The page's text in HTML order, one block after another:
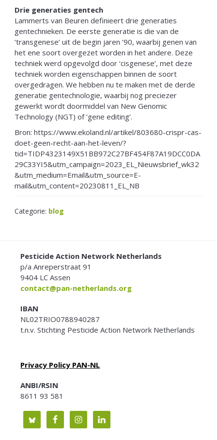
Drie generaties gentech
Lammerts van Beuren definieert drie generaties
gentechnieken. De eerste generatie is die van de
‘transgenese’ uit de begin jaren ’90, waarbij genen van
het ene soort overgezet worden in het andere. Deze
techniek werd opgevolgd door ‘cisgenese’, met deze
techniek worden eigenschappen binnen de soort
overgedragen. We hebben nu te maken met de derde
generatie gentechnologie, waarbij nog preciezer
gewerkt wordt doormiddel van New Genomic
Technology (NGT) of ‘gene editing’.
Bron: https://www.ekoland.nl/artikel/803680-crispr-cas-
doet-geen-recht-aan-het-leven/?
tid=TIDP4323149X51BB972C27BF454F87A19DCC0DA
29C33YI5&utm_campaign=2023_EL_Nieuwsbrief_wk32
&utm_medium=Email&utm_source=E-
mail&utm_content=20230811_EL_NB
Categorie: blog
FOOTERPesticide Action Network Netherlands
p/a Anreperstraat 91
9404 LC Assen
contact@pan-netherlands.org
IBAN
NL02TRIO0788940287
t.n.v. Stichting Pesticide Action Network Netherlands
Privacy Policy PAN-NL
ANBI/RSIN
8611 93 581